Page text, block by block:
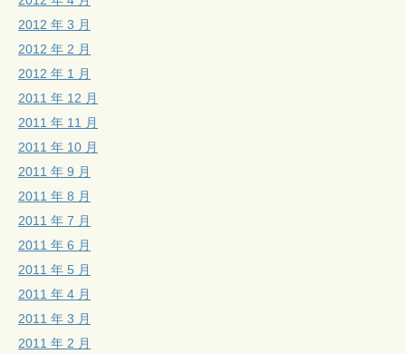
2012 年 3 月
2012 年 2 月
2012 年 1 月
2011 年 12 月
2011 年 11 月
2011 年 10 月
2011 年 9 月
2011 年 8 月
2011 年 7 月
2011 年 6 月
2011 年 5 月
2011 年 4 月
2011 年 3 月
2011 年 2 月